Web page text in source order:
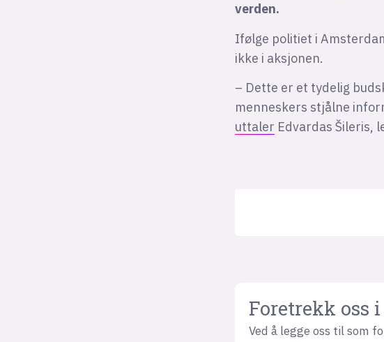
verden.
Ifølge politiet i
ikke i aksjonen.
– Dette er et tydelig
menneskers stjålne
uttaler Edvardas Šileris,
Foretrekk oss
Ved å legge oss til som